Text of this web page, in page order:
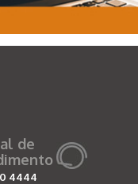
de
4444